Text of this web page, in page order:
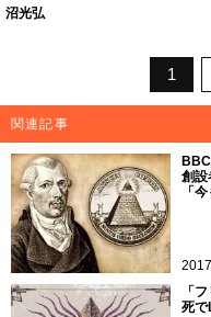
沼光弘
1
関連記事
創設
「
「
死で